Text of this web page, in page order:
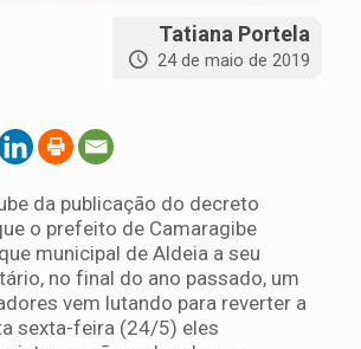
Tatiana Portela
24 de maio de 2019
da publicação do decreto
o prefeito de Camaragibe
municipal de Aldeia a seu
no final do ano passado, um
vem lutando para reverter a
sexta-feira (24/5) eles